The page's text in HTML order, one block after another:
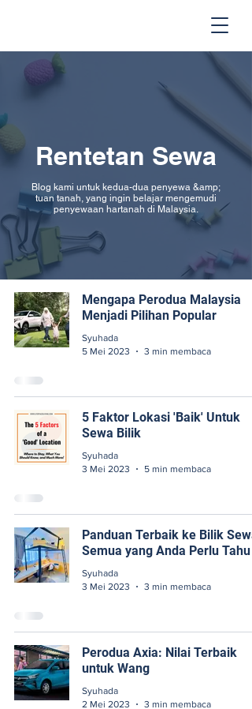
Rentetan Sewa
Blog kami untuk kedua-dua penyewa &amp;
tuan tanah, yang ingin belajar mengemudi
penyewaan hartanah di Malaysia.
Mengapa Perodua Malaysia
Menjadi Pilihan Popular
Syuhada
5 Mei 2023
3 min membaca
5 Faktor Lokasi 'Baik' Untuk
Sewa Bilik
Syuhada
3 Mei 2023
5 min membaca
Panduan Terbaik ke Bilik
Semua yang Anda Perlu Tahu
Syuhada
3 Mei 2023
3 min membaca
Perodua Axia: Nilai Terbaik
untuk Wang
Syuhada
2 Mei 2023
3 min membaca